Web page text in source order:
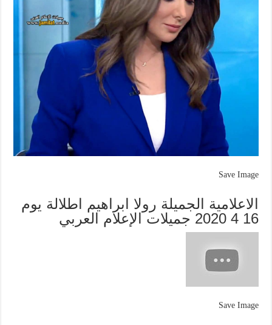
Save Image
الاعلامية الجميلة رولا ابراهيم اطلالة يوم
16 4 2020 جميلات الإعلام العربي
Save Image